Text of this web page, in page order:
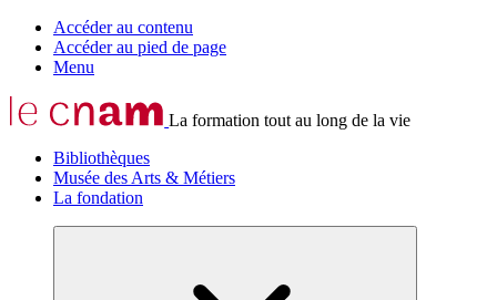
Accéder au contenu
Accéder au pied de page
Menu
La formation tout au long de la vie
Bibliothèques
Musée des Arts & Métiers
La fondation